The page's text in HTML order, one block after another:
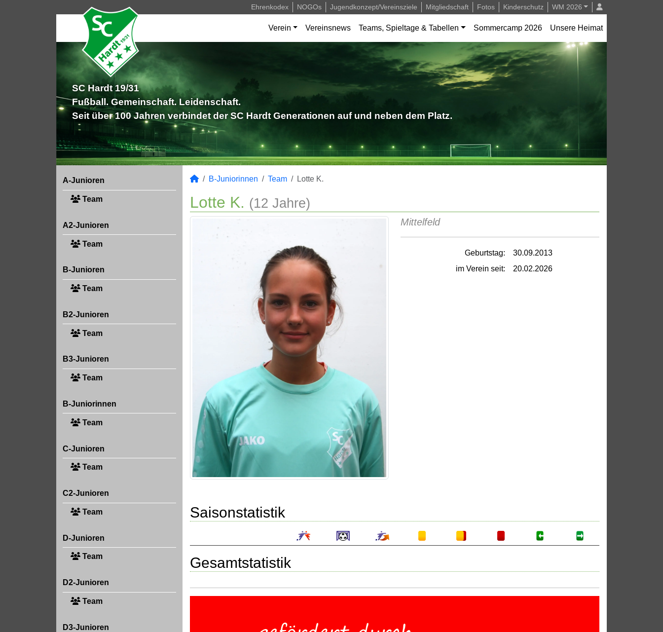
Ehrenkodex NOGOs Jugendkonzept/Vereinsziele Mitgliedschaft Fotos Kinderschutz WM 2026
Verein Vereinsnews Teams, Spieltage & Tabellen Sommercamp 2026 Unsere Heimat
SC Hardt 19/31
Fußball. Gemeinschaft. Leidenschaft.
Seit über 100 Jahren verbindet der SC Hardt Generationen auf und neben dem Platz.
A-Junioren
Team
A2-Junioren
Team
B-Junioren
Team
B2-Junioren
Team
B3-Junioren
Team
B-Juniorinnen
Team
C-Junioren
Team
C2-Junioren
Team
D-Junioren
Team
D2-Junioren
Team
D3-Junioren
B-Juniorinnen Team Lotte K.
Lotte K. (12 Jahre)
Mittelfeld
Geburtstag:
30.09.2013
im Verein seit:
20.02.2026
Saisonstatistik
Gesamtstatistik